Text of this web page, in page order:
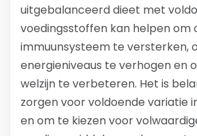
uitgebalanceerd dieet met
voedingsstoffen kan helpen om
immuunsysteem te versterken,
energieniveaus te verhogen en
welzijn te verbeteren. Het is
zorgen voor voldoende variatie
en om te kiezen voor